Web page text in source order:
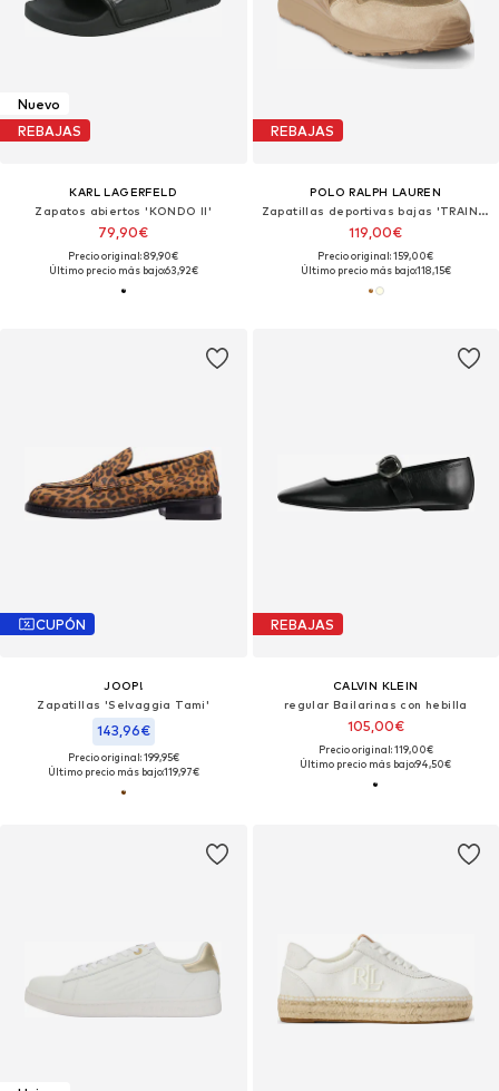
Nuevo
REBAJAS
KARL LAGERFELD
Zapatos abiertos 'KONDO II'
79,90€
Precio original: 89,90€
Último precio más bajo:63,92€
REBAJAS
POLO RALPH LAUREN
Zapatillas deportivas bajas 'TRAIN 89'
119,00€
Precio original: 159,00€
Último precio más bajo:118,15€
CUPÓN
JOOP!
Zapatillas 'Selvaggia Tami'
143,96€
Precio original: 199,95€
Último precio más bajo:119,97€
REBAJAS
CALVIN KLEIN
regular Bailarinas con hebilla
105,00€
Precio original: 119,00€
Último precio más bajo:94,50€